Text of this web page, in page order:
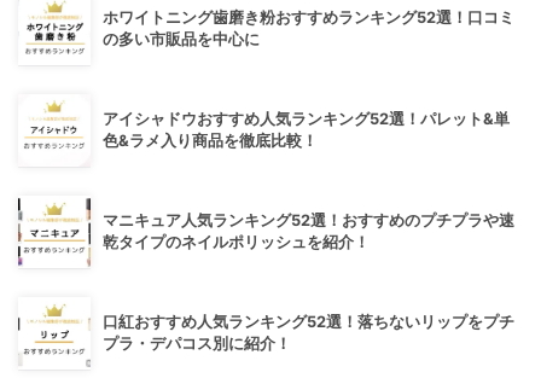
ホワイトニング歯磨き粉おすすめランキング52選！口コミ
の多い市販品を中心に
アイシャドウおすすめ人気ランキング52選！パレット&単
色&ラメ入り商品を徹底比較！
マニキュア人気ランキング52選！おすすめのプチプラや速
乾タイプのネイルポリッシュを紹介！
口紅おすすめ人気ランキング52選！落ちないリップをプチ
プラ・デパコス別に紹介！